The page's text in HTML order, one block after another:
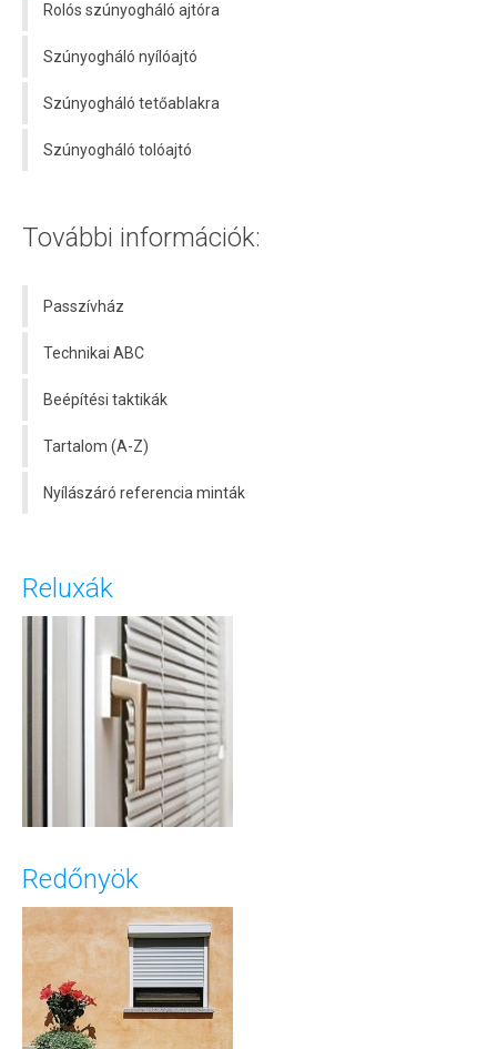
Rolós szúnyogháló ajtóra
Szúnyogháló nyílóajtó
Szúnyogháló tetőablakra
Szúnyogháló tolóajtó
További információk:
Passzívház
Technikai ABC
Beépítési taktikák
Tartalom (A-Z)
Nyílászáró referencia minták
Reluxák
Redőnyök